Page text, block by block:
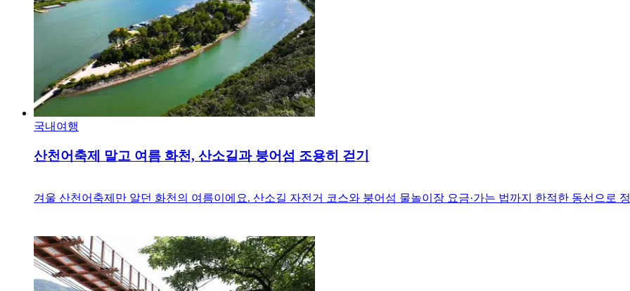
국내여행
산천어축제 말고 여름 화천, 산소길과 붕어섬 조용히 걷기
겨울 산천어축제만 알던 화천의 여름이에요. 산소길 자전거 코스와 붕어섬 물놀이장 요금·가는 법까지 한적한 동선으로